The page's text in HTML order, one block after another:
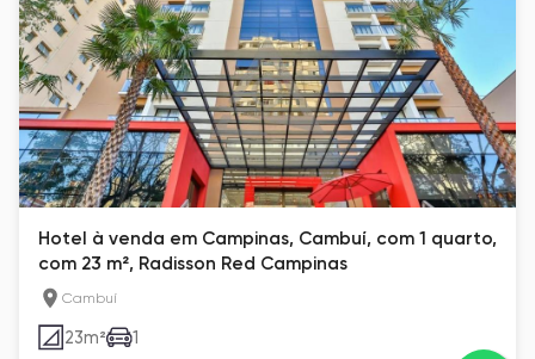
Hotel à venda em Campinas, Cambuí, com 1 quarto,
com 23 m², Radisson Red Campinas
Cambuí
23m² 1